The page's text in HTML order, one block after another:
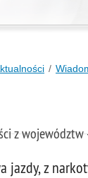
z województw
jazdy, z